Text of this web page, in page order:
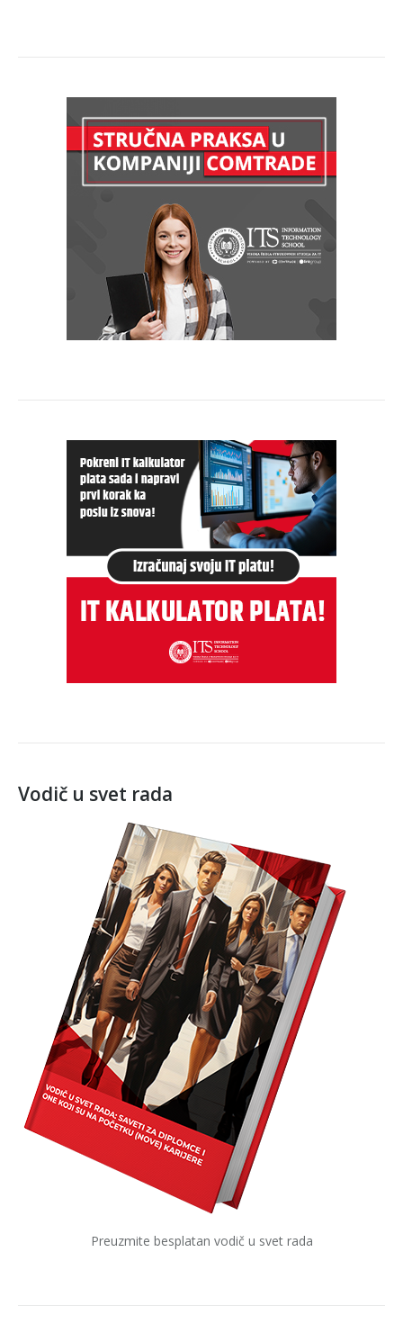
Vodič u svet rada
Preuzmite besplatan vodič u svet rada